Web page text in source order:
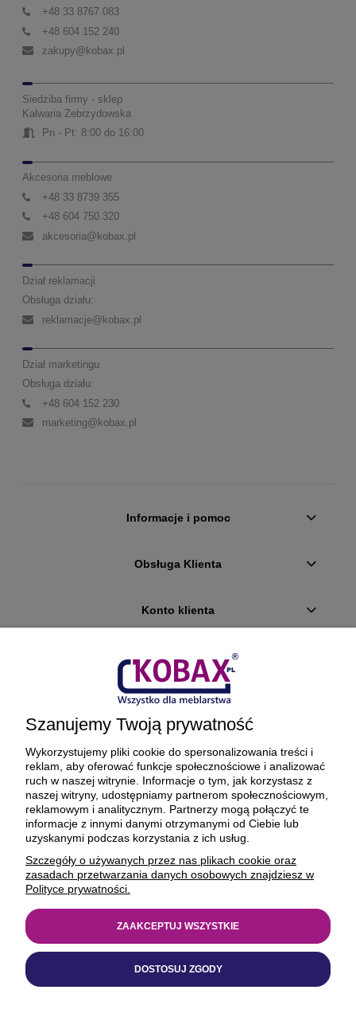
+48 33 8767 083
+48 604 152 240
zakupy@kobax.pl
Siedziba firmy - sklep
Kalwaria Zebrzydowska
Pn - Pt: 8:00 do 16:00
Akcesoria meblowe
+48 33 8739 355
+48 604 750 320
akcesoria@kobax.pl
Dział reklamacji
Obsługa działu:
reklamacje@kobax.pl
Dział marketingu
Obsługa działu:
+48 604 152 230
marketing@kobax.pl
Informacje i pomoc
Obsługa Klienta
Konto klienta
Płatności i dostawa
Ciekawostki
O firmie
BEZPIECZNE PŁATNOŚCI ORAZ DOSTAWA
Realizacja
https://xeniadesign.pl/| Sklep
Szanujemy Twoją prywatność
Wykorzystujemy pliki cookie do spersonalizowania treści i
reklam, aby oferować funkcje społecznościowe i analizować
ruch w naszej witrynie. Informacje o tym, jak korzystasz z
naszej witryny, udostępniamy partnerom społecznościowym,
reklamowym i analitycznym. Partnerzy mogą połączyć te
informacje z innymi danymi otrzymanymi od Ciebie lub
uzyskanymi podczas korzystania z ich usług.
Szczegóły o używanych przez nas plikach cookie oraz
zasadach przetwarzania danych osobowych znajdziesz w
Polityce prywatności.
DOSTOSUJ ZGODY
ZAAKCEPTUJ WSZYSTKIE